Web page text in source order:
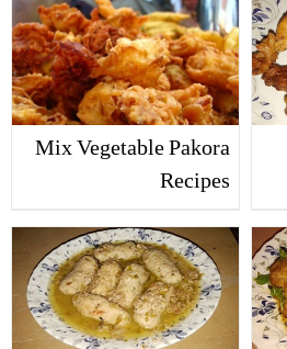
Mix Vegetable Pakora
Recipes